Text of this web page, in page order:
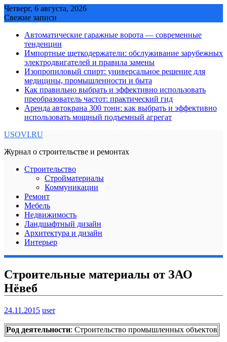
Skip
to
Четверг, 6 августа, 2026
Свежие записи
Автоматические гаражные ворота — современные
тенденции
Импортные щеткодержатели: обслуживание зарубежных
электродвигателей и правила замены
Изопропиловый спирт: универсальное решение для
медицины, промышленности и быта
Как правильно выбрать и эффективно использовать
преобразователь частот: практический гид
Аренда автокрана 300 тонн: как выбрать и эффективно
использовать мощный подъемный агрегат
USOVI.RU
Журнал о строительстве и ремонтах
Строительство
Стройматериалы
Коммуникации
Ремонт
Мебель
Недвижимость
Ландшафтный дизайн
Архитектура и дизайн
Интерьер
Строительные материалы от ЗАО
Нёвеб
24.11.2015 user
Род деятельности: Строительство промышленных объектов